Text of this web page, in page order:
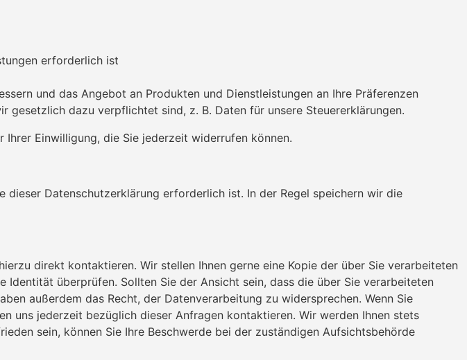
erforderlich ist
und das Angebot an Produkten und Dienstleistungen an Ihre Präferenzen
dazu verpflichtet sind, z. B. Daten für unsere Steuererklärungen.
Einwilligung, die Sie jederzeit widerrufen können.
Datenschutzerklärung erforderlich ist. In der Regel speichern wir die
direkt kontaktieren. Wir stellen Ihnen gerne eine Kopie der über Sie verarbeiteten
überprüfen. Sollten Sie der Ansicht sein, dass die über Sie verarbeiteten
außerdem das Recht, der Datenverarbeitung zu widersprechen. Wenn Sie
uns jederzeit bezüglich dieser Anfragen kontaktieren. Wir werden Ihnen stets
sein, können Sie Ihre Beschwerde bei der zuständigen Aufsichtsbehörde